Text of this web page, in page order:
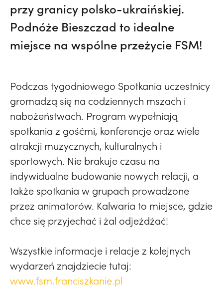
przy granicy polsko-ukraińskiej.
Podnóże Bieszczad to idealne
miejsce na wspólne przeżycie FSM!
Podczas tygodniowego Spotkania uczestnicy
gromadzą się na codziennych mszach i
nabożeństwach. Program wypełniają
spotkania z gośćmi, konferencje oraz wiele
atrakcji muzycznych, kulturalnych i
sportowych. Nie brakuje czasu na
indywidualne budowanie nowych relacji, a
także spotkania w grupach prowadzone
przez animatorów. Kalwaria to miejsce, gdzie
chce się przyjechać i żal odjeżdżać!
Wszystkie informacje i relacje z kolejnych
wydarzeń znajdziecie tutaj:
www.fsm.franciszkanie.pl